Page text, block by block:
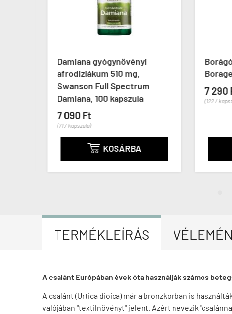
Damiana gyógynövényi
afrodiziákum 510 mg,
Swanson Full Spectrum
Damiana, 100 kapszula
7 090 Ft
(71 / kapszula)
 KOSÁRBA
7 290
(122 /
TERMÉKLEÍRÁS
A csalánt Európában évek óta használják számos
A csalánt (Urtica dioica) már a bronzkorban is
valójában "textilnövényt" jelent. Azért nevezik